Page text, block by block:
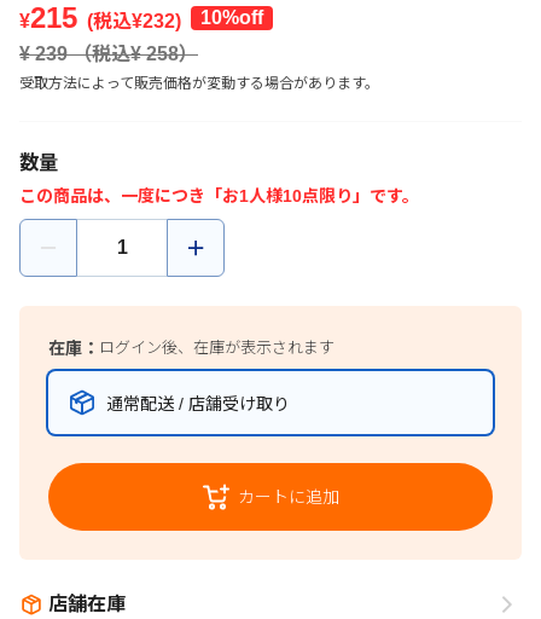
¥215 (税込¥232)
10%off
¥ 239（税込¥258）
受取方法によって販売価格が変動する場合があります。
数量
この商品は、一度につき「お1人様10点限り」です。
在庫： ログイン後、在庫が表示されます
通常配送 / 店舗受け取り
カートに追加
店舗在庫